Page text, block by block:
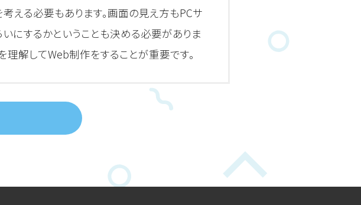
える必要もあります。画面の見え方もPCサ
いにするかということも決める必要がありま
理解してWeb制作をすることが重要です。